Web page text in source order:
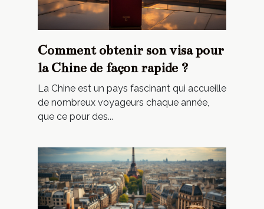
Comment obtenir son visa pour
la Chine de façon rapide ?
La Chine est un pays fascinant qui accueille
de nombreux voyageurs chaque année,
que ce pour des...